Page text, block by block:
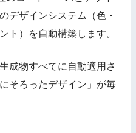
デザインシステム（色・
ト）を自動構築します。
成物すべてに自動適用さ
そろったデザイン」が毎